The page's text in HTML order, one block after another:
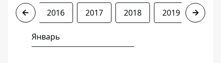
2014 2016 2017 2018 2019 2020
Январь